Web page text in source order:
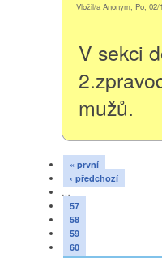
Vložil/a Anonym, Po, 02/
V sekci
mužů.
« první
‹ předchozí
…
57
58
59
60